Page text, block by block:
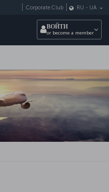
Corporate Club RU - UA
ВОЙТИ
or become a member